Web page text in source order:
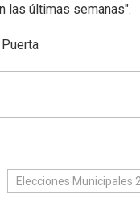
las últimas semanas".
Elecciones Municipales